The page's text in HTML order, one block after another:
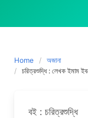
Home
অজানা
চরিত্রশুদ্ধি : লেখক
বই : চরিত্রশুদ্ধি